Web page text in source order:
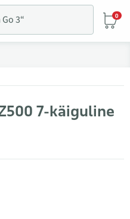
0
7-käiguline